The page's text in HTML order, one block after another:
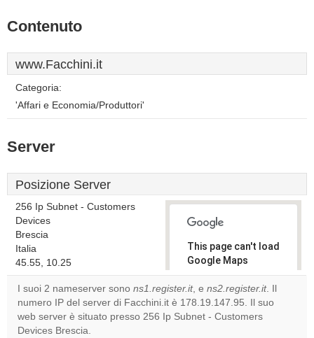
Contenuto
www.Facchini.it
Categoria:
'Affari e Economia/Produttori'
Server
Posizione Server
256 Ip Subnet - Customers
Devices
Brescia
Italia
45.55, 10.25
This page can't load
Google Maps
correctly.
Do you
own this
I suoi 2 nameserver sono ns1.register.it, e ns2.register.it. Il
numero IP del server di Facchini.it è 178.19.147.95. Il suo
web server è situato presso 256 Ip Subnet - Customers
Devices Brescia.